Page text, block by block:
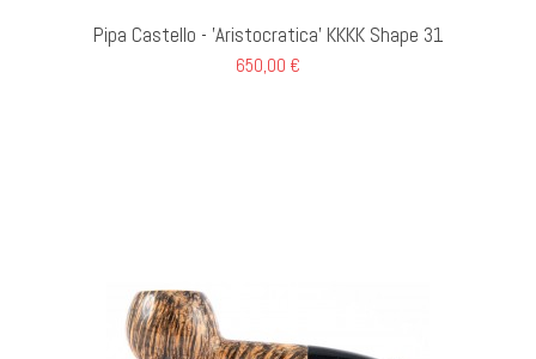
Pipa Castello - 'Aristocratica' KKKK Shape 31
650,00 €